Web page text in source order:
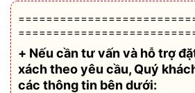
+ Nếu cần tư vấn và hỗ trợ
xách theo yêu cầu, Quý
các thông tin bên dưới: